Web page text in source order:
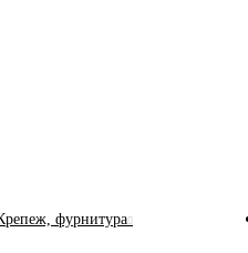
фурнитура